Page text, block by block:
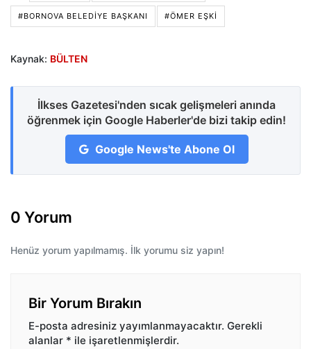
#BORNOVA BELEDIYE BAŞKANI #ÖMER EŞKI
Kaynak: BÜLTEN
İlkses Gazetesi'nden sıcak gelişmeleri anında
öğrenmek için Google Haberler'de bizi takip edin!
Google News'te Abone Ol
0 Yorum
Henüz yorum yapılmamış. İlk yorumu siz yapın!
Bir Yorum Bırakın
E-posta adresiniz yayımlanmayacaktır. Gerekli
alanlar * ile işaretlenmişlerdir.